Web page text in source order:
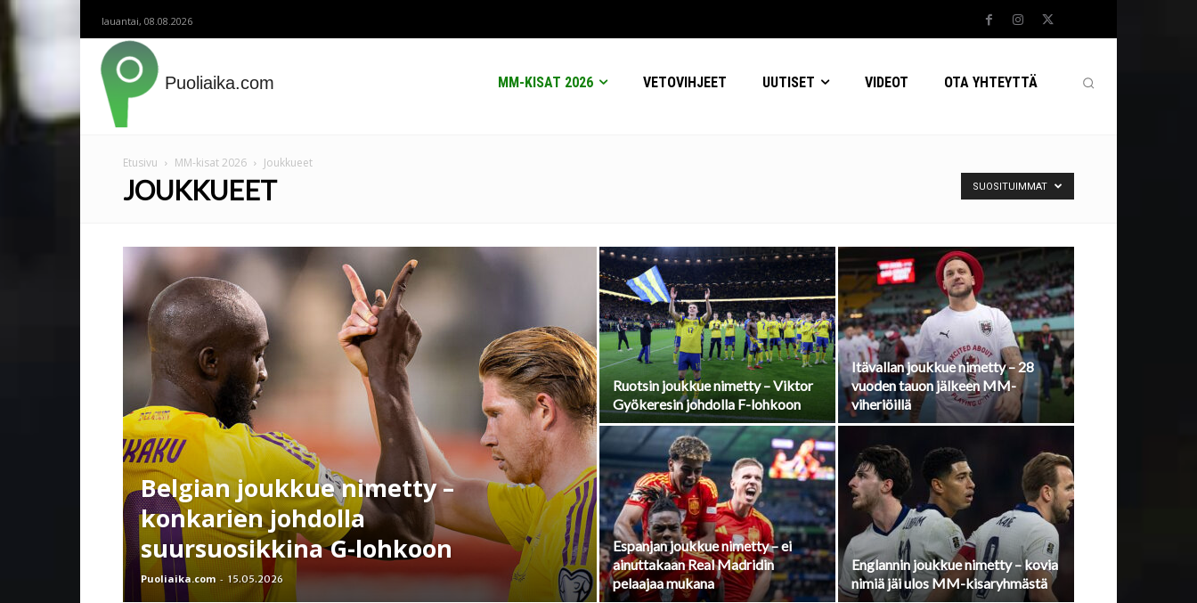
lauantai, 08.08.2026
Puoliaika.com MM-KISAT 2026 VETOVIHJEET UUTISET VIDEOT OTA YHTEYTTÄ
Etusivu MM-kisat 2026 Joukkueet
JOUKKUEET SUOSITUIMMAT
Belgian joukkue nimetty –
konkarien johdolla
suursuosikkina G-lohkoon
Puoliaika.com - 15.05.2026
Ruotsin joukkue nimetty – Viktor
Gyökeresin johdolla F-lohkoon
Itävallan joukkue nimetty – 28
vuoden tauon jälkeen MM-
viheriöillä
Espanjan joukkue nimetty – ei
ainuttakaan Real Madridin
pelaajaa mukana
Englannin joukkue nimetty – kovia
nimiä jäi ulos MM-kisaryhmästä